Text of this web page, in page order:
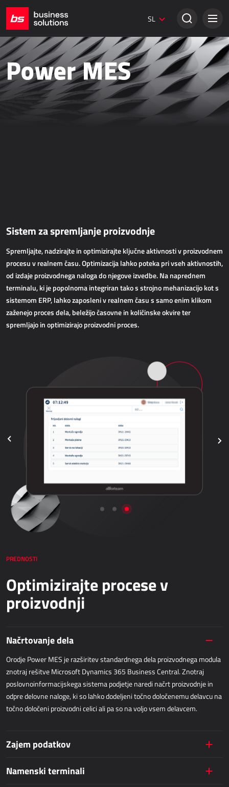
SL
Dynamics 365 Marketing
Digitalni marketing
Spletne strani Umbraco
Kreativne rešitve
KLASIČNA PRODAJA
Dynamics 365 Business Central
AllForWeb
Pospeševanje spletne prodaje
SPLETNE APLIKACIJE
AllForEcommerce
AllForWeb
MRP - PROIZVODNJA
Dynamics 365 Business Central
NABAVA
Dynamics 365 Business Central
Kepion
Power Logistics
Power WMS
TERENSKO DELO
AllForFieldService
AllForFieldSales
Dynamics 365 Field Service
AllForUtility Portal
Power MES
Sistem za spremljanje proizvodnje
Spremljajte, nadzirajte in optimizirajte ključne aktivnosti v proizvodnem
procesu v realnem času. Optimizacija lahko poteka pri vseh aktivnostih,
od izdaje proizvodnega naloga do njegove izvedbe. Na naprednem
terminalu, ki je popolnoma integriran tako s strojno mehanizacijo kot s
sistemom ERP, lahko zaposleni v realnem času s samo enim klikom
zaženejo proces dela, beležijo časovne in količinske okvire ter
spremljajo in optimizirajo proizvodni proces.
PREDNOSTI
Optimizirajte procese v
proizvodnji
Načrtovanje dela
Orodje Power MES je razširitev standardnega dela proizvodnega modula
znotraj rešitve Microsoft Dynamics 365 Business Central. Znotraj
poslovnoinformacijskega sistema podjetje naredi načrt proizvodnje in
odpre delovne naloge, ki so lahko dodeljeni točno določenemu delavcu na
točno določeni proizvodni celici ali pa so na voljo vsem delavcem.
Zajem podatkov
Namenski terminali